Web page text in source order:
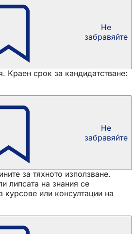
Не
забравяйте
на поколенията - укрепване
на конкурса е „Заедно. За
В него се обръща внимание на
Краен срок за кандидатстване:
Не
забравяйте
в напреднала възраст -
проект възрастните хора се
на цифровите
за тяхното използване.
липсата на знания се
курсове или консултации на